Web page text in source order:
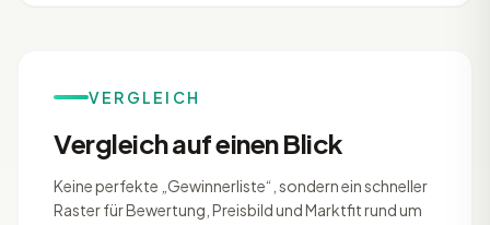
VERGLEICH
Vergleich auf einen Blick
Keine perfekte „Gewinnerliste“, sondern ein schneller
Raster für Bewertung, Preisbild und Marktfit rund um